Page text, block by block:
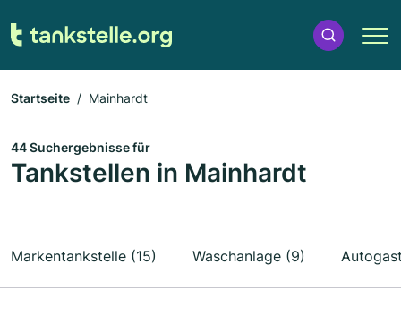
Startseite Mainhardt
44 Suchergebnisse für
Tankstellen in Mainhardt
Markentankstelle (15) Waschanlage (9)